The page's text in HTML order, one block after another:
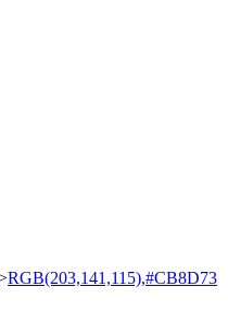
RGB(203,141,115),#CB8D73